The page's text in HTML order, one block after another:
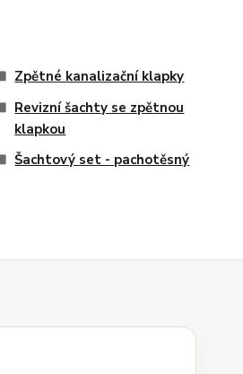
Zpětné kanalizační klapky
Revizní šachty se zpětnou
klapkou
Šachtový set - pachotěsný